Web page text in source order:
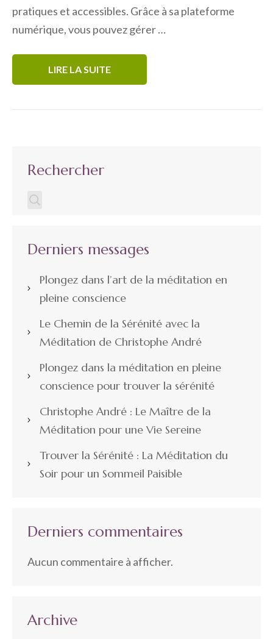
pratiques et accessibles. Grâce à sa plateforme
numérique, vous pouvez gérer …
LIRE LA SUITE
Rechercher
Derniers messages
Plongez dans l’art de la méditation en
pleine conscience
Le Chemin de la Sérénité avec la
Méditation de Christophe André
Plongez dans la méditation en pleine
conscience pour trouver la sérénité
Christophe André : Le Maître de la
Méditation pour une Vie Sereine
Trouver la Sérénité : La Méditation du
Soir pour un Sommeil Paisible
Derniers commentaires
Aucun commentaire à afficher.
Archive